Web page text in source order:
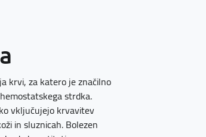
krvi, za katero je značilno
strdka.
vključujejo krvavitev
in sluznicah. Bolezen